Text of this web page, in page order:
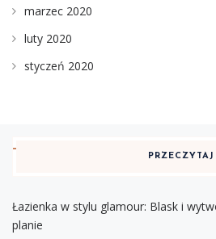
marzec 2020
luty 2020
styczeń 2020
PRZECZYTAJ
Łazienka w stylu glamour: Blask i
planie